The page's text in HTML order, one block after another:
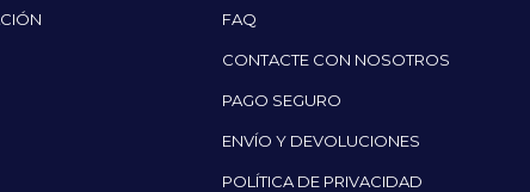
FAQ
CONTACTE CON NOSOTROS
PAGO SEGURO
ENVÍO Y DEVOLUCIONES
POLÍTICA DE PRIVACIDAD